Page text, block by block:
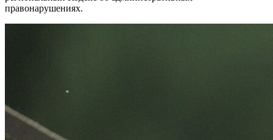
правонарушениях.